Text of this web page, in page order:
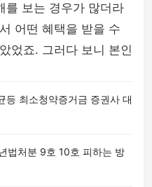
를 보는 경우가 많더라
어떤 혜택을 받을 수
었죠. 그러다 보니 본인
등 최소청약증거금 증권사 대
법처분 9호 10호 피하는 방